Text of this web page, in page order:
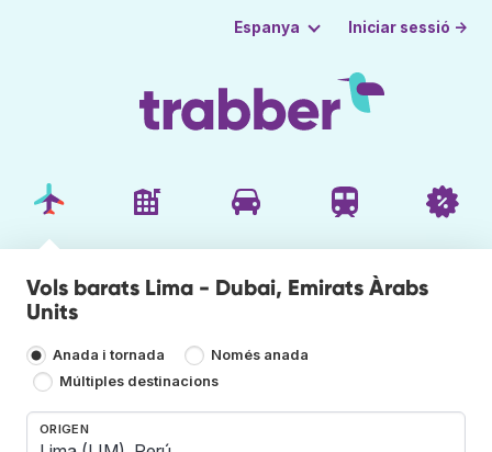
Espanya Iniciar sessió →
Vols barats Lima - Dubai, Emirats Àrabs
Units
Anada i tornada
Només anada
Múltiples destinacions
ORIGEN